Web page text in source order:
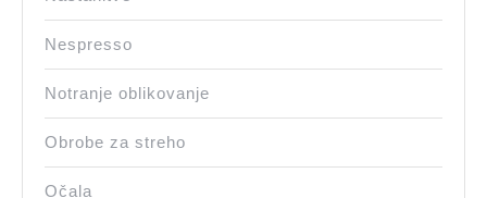
Nespresso
Notranje oblikovanje
Obrobe za streho
Očala